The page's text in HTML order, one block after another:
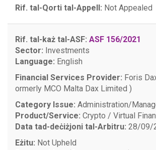
Rif. tal-Qorti tal-Appell: Not Appealed
Rif. tal-każ tal-ASF: ASF 156/2021
Sector: Investments
Language: English
Financial Services Provider: Foris
ormerly MCO Malta Dax Limited )
Category Issue: Administration/
Product/Service: Crypto / Virtual
Data tad-deċiżjoni tal-Arbitru: 28/09/
Eżitu: Not Upheld